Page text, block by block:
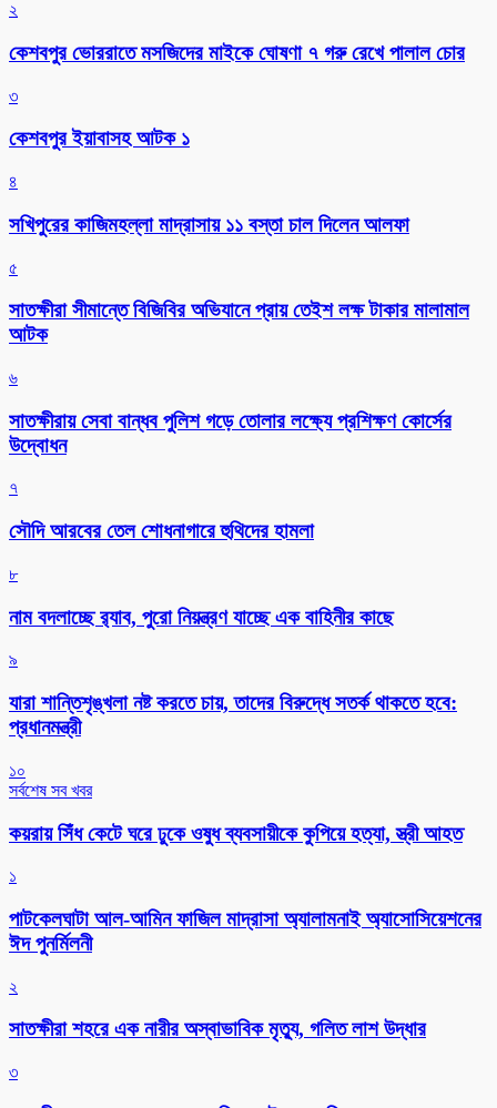
২
কেশবপুর ভোররাতে মসজিদের মাইকে ঘোষণা ৭ গরু রেখে পালাল চোর
৩
কেশবপুর ইয়াবাসহ আটক ১
৪
সখিপুরের কাজিমহল্লা মাদ্রাসায় ১১ বস্তা চাল দিলেন আলফা
৫
সাতক্ষীরা সীমান্তে বিজিবির অভিযানে প্রায় তেইশ লক্ষ টাকার মালামাল
আটক
৬
সাতক্ষীরায় সেবা বান্ধব পুলিশ গড়ে তোলার লক্ষ্যে প্রশিক্ষণ কোর্সের
উদ্বোধন
৭
সৌদি আরবের তেল শোধনাগারে হুথিদের হামলা
৮
নাম বদলাচ্ছে র‌্যাব, পুরো নিয়ন্ত্রণ যাচ্ছে এক বাহিনীর কাছে
৯
যারা শান্তিশৃঙ্খলা নষ্ট করতে চায়, তাদের বিরুদ্ধে সতর্ক থাকতে হবে:
প্রধানমন্ত্রী
১০
সর্বশেষ সব খবর
কয়রায় সিঁধ কেটে ঘরে ঢুকে ওষুধ ব্যবসায়ীকে কুপিয়ে হত্যা, স্ত্রী আহত
১
পাটকেলঘাটা আল-আমিন ফাজিল মাদ্রাসা অ্যালামনাই অ্যাসোসিয়েশনের
ঈদ পুনর্মিলনী
২
সাতক্ষীরা শহরে এক নারীর অস্বাভাবিক মৃত্যু, গলিত লাশ উদ্ধার
৩